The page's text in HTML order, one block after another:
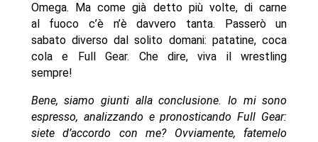
Omega. Ma come già detto più volte, di carne
al fuoco c’è n’è davvero tanta. Passerò un
sabato diverso dal solito domani: patatine, coca
cola e Full Gear. Che dire, viva il wrestling
sempre!
Bene, siamo giunti allaconclusione. Io mi sono
espresso, analizzando e pronosticando Full Gear:
siete d’accordo con me? Ovviamente, fatemelo